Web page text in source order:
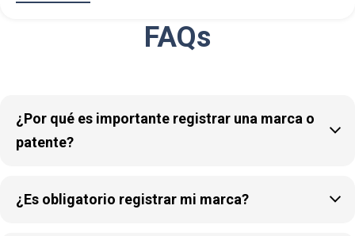
FAQs
¿Por qué es importante registrar una marca o
patente?

¿Es obligatorio registrar mi marca? 